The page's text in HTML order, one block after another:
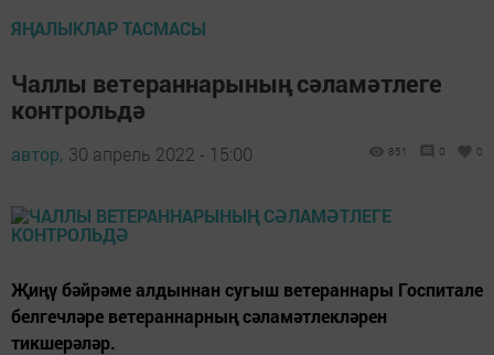
ЯҢАЛЫКЛАР ТАСМАСЫ
Чаллы ветераннарының сәламәтлеге
контрольдә
автор, 30 апрель 2022 - 15:00 851 0 0
Җиңү бәйрәме алдыннан сугыш ветераннары Госпитале
белгечләре ветераннарның сәламәтлекләрен
тикшерәләр.